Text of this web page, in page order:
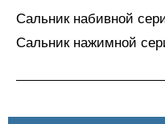
Сальник набивной
Сальник нажимной